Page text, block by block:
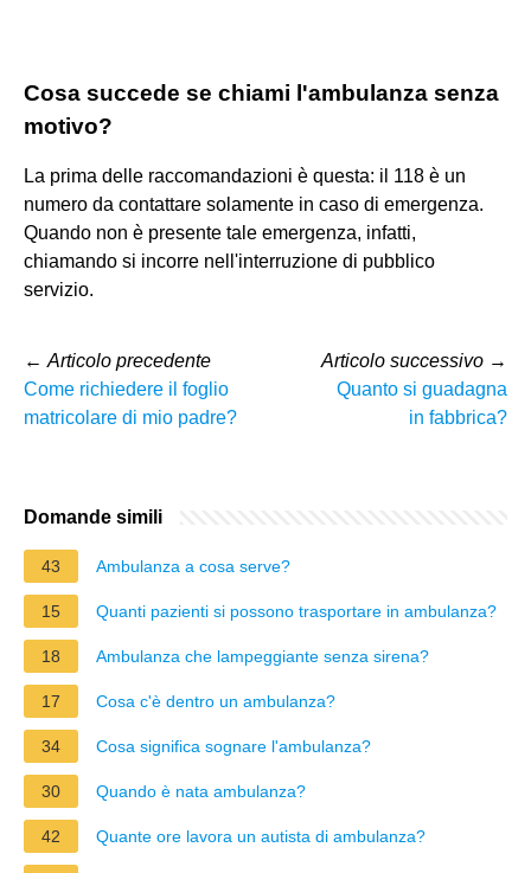
Cosa succede se chiami l'ambulanza senza
motivo?
La prima delle raccomandazioni è questa: il 118 è un
numero da contattare solamente in caso di emergenza.
Quando non è presente tale emergenza, infatti,
chiamando si incorre nell'interruzione di pubblico
servizio.
← Articolo precedente
Come richiedere il foglio
matricolare di mio padre?
Articolo successivo →
Quanto si guadagna
in fabbrica?
Domande simili
43 Ambulanza a cosa serve?
15 Quanti pazienti si possono trasportare in ambulanza?
18 Ambulanza che lampeggiante senza sirena?
17 Cosa c'è dentro un ambulanza?
34 Cosa significa sognare l'ambulanza?
30 Quando è nata ambulanza?
42 Quante ore lavora un autista di ambulanza?